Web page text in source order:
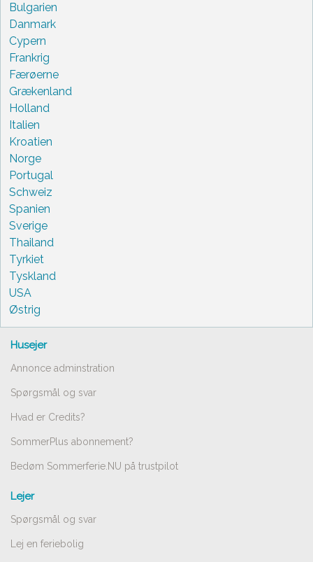
Bulgarien
Danmark
Cypern
Frankrig
Færøerne
Grækenland
Holland
Italien
Kroatien
Norge
Portugal
Schweiz
Spanien
Sverige
Thailand
Tyrkiet
Tyskland
USA
Østrig
Husejer
Annonce adminstration
Spørgsmål og svar
Hvad er Credits?
SommerPlus abonnement?
Bedøm Sommerferie.NU på trustpilot
Lejer
Spørgsmål og svar
Lej en feriebolig